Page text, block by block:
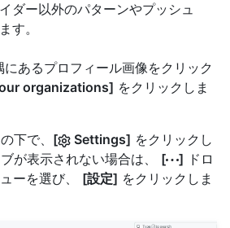
ダー以外のパターンやプッシュ
す。
あるプロフィール画像をクリック
organizations] をクリックしま
下で、 [ Settings] をクリックし
が表示されない場合は、 [ ] ドロ
ーを選び、 [設定] をクリックしま